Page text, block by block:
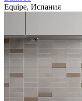
Equipe, Испания